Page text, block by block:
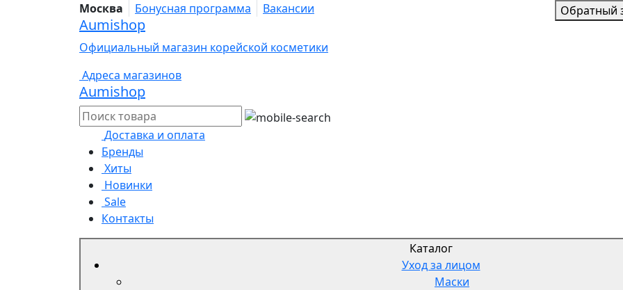
Москва Бонусная программа Вакансии Обратный
Aumishop
Официальный магазин корейской косметики
Адреса магазинов
Aumishop
Доставка и оплата
Бренды
Хиты
Новинки
Sale
Контакты
Каталог
Уход за лицом
Маски